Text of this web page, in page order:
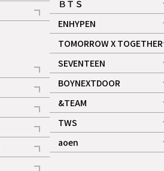
ＢＴＳ
記事
ENHYPEN
記事
TOMORROW X TOGETHER
記事
ギャラリー
SEVENTEEN
記事
BOYNEXTDOOR
記事
&TEAM
記事
ギャラリー
TWS
記事
aoen
記事